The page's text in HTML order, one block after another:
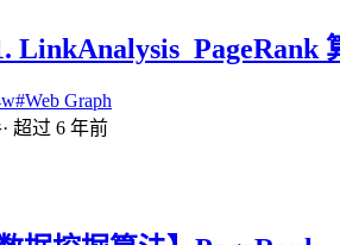
LinkAnalysis_PageRank
#Web Graph
· 超过 6 年前